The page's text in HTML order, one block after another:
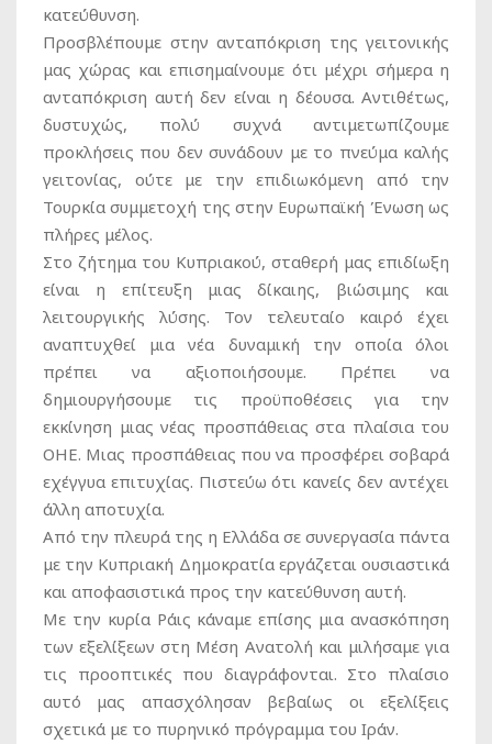
κατεύθυνση.
Προσβλέπουμε στην ανταπόκριση της γειτονικής
μας χώρας και επισημαίνουμε ότι μέχρι σήμερα η
ανταπόκριση αυτή δεν είναι η δέουσα. Αντιθέτως,
δυστυχώς, πολύ συχνά αντιμετωπίζουμε
προκλήσεις που δεν συνάδουν με το πνεύμα καλής
γειτονίας, ούτε με την επιδιωκόμενη από την
Τουρκία συμμετοχή της στην Ευρωπαϊκή Ένωση ως
πλήρες μέλος.
Στο ζήτημα του Κυπριακού, σταθερή μας επιδίωξη
είναι η επίτευξη μιας δίκαιης, βιώσιμης και
λειτουργικής λύσης. Τον τελευταίο καιρό έχει
αναπτυχθεί μια νέα δυναμική την οποία όλοι
πρέπει να αξιοποιήσουμε. Πρέπει να
δημιουργήσουμε τις προϋποθέσεις για την
εκκίνηση μιας νέας προσπάθειας στα πλαίσια του
ΟΗΕ. Μιας προσπάθειας που να προσφέρει σοβαρά
εχέγγυα επιτυχίας. Πιστεύω ότι κανείς δεν αντέχει
άλλη αποτυχία.
Από την πλευρά της η Ελλάδα σε συνεργασία πάντα
με την Κυπριακή Δημοκρατία εργάζεται ουσιαστικά
και αποφασιστικά προς την κατεύθυνση αυτή.
Με την κυρία Ράις κάναμε επίσης μια ανασκόπηση
των εξελίξεων στη Μέση Ανατολή και μιλήσαμε για
τις προοπτικές που διαγράφονται. Στο πλαίσιο
αυτό μας απασχόλησαν βεβαίως οι εξελίξεις
σχετικά με το πυρηνικό πρόγραμμα του Ιράν.